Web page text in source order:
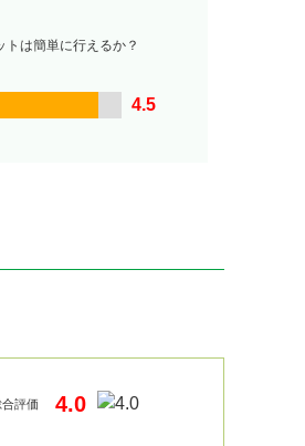
トは簡単に行えるか？
4.5
合評価 4.0